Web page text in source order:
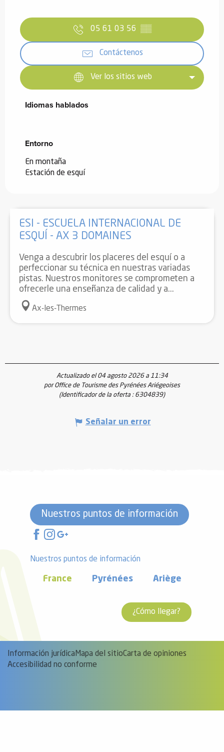
05 61 03 56 ▒▒
Contáctenos
Ver los sitios web
Idiomas hablados
Idiomas hablados
Entorno
Entorno
En montaña
Estación de esquí
ESI - ESCUELA INTERNACIONAL DE
ESQUÍ - AX 3 DOMAINES
Venga a descubrir los placeres del esquí o a
perfeccionar su técnica en nuestras variadas
pistas. Nuestros monitores se comprometen a
ofrecerle una enseñanza de calidad y a...
Ax-les-Thermes
Actualizado el 04 agosto 2026 a 11:34
por Office de Tourisme des Pyrénées Ariégeoises
(Identificador de la oferta : 6304839)
Señalar un error
Nuestros puntos de información
Nuestros puntos de información
France Pyrénées Ariège
¿Cómo llegar?
Información jurídicaMapa del sitioCarta de opiniones
Accesibilidad no conforme